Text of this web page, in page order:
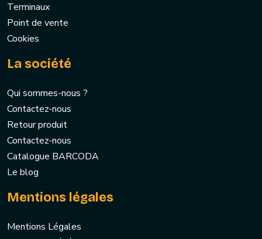
Terminaux
Point de vente
Cookies
La société
Qui sommes-nous ?
Contactez-nous
Retour produit
Contactez-nous
Catalogue BARCODA
Le blog
Mentions légales
Mentions Légales